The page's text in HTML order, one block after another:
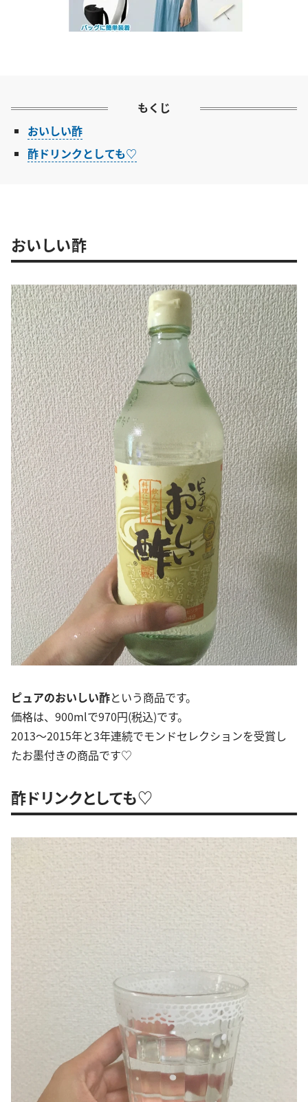
もくじ
おいしい酢
酢ドリンクとしても♡
おいしい酢
ピュアのおいしい酢という商品です。
価格は、900mlで970円(税込)です。
2013〜2015年と3年連続でモンドセレクションを受賞し
たお墨付きの商品です♡
酢ドリンクとしても♡